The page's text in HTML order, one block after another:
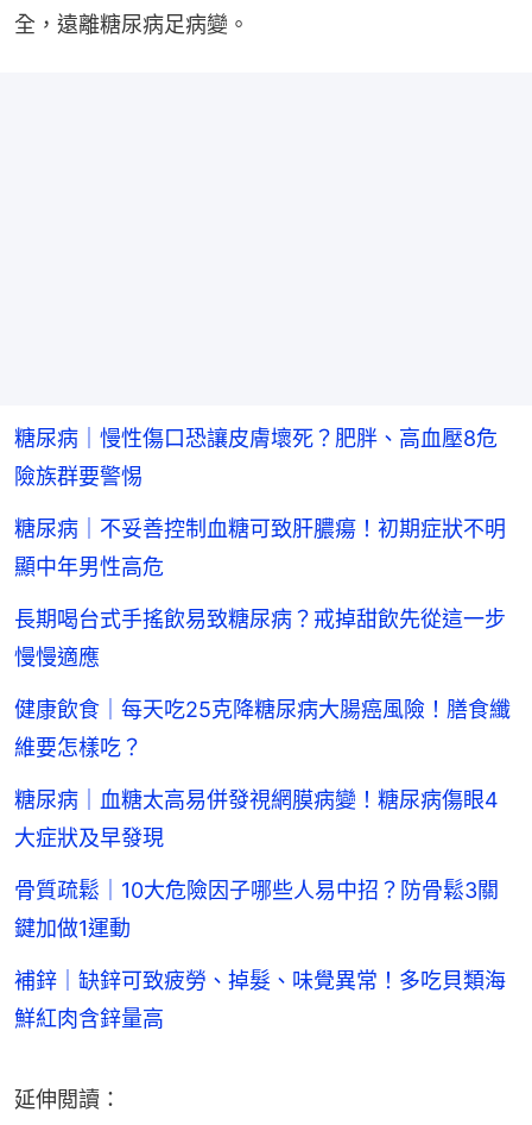
全，遠離糖尿病足病變。
糖尿病｜慢性傷口恐讓皮膚壞死？肥胖、高血壓8危
險族群要警惕
糖尿病｜不妥善控制血糖可致肝膿瘍！初期症狀不明
顯中年男性高危
長期喝台式手搖飲易致糖尿病？戒掉甜飲先從這一步
慢慢適應
健康飲食｜每天吃25克降糖尿病大腸癌風險！膳食纖
維要怎樣吃？
糖尿病｜血糖太高易併發視網膜病變！糖尿病傷眼4
大症狀及早發現
骨質疏鬆｜10大危險因子哪些人易中招？防骨鬆3關
鍵加做1運動
補鋅｜缺鋅可致疲勞、掉髮、味覺異常！多吃貝類海
鮮紅肉含鋅量高
延伸閲讀：